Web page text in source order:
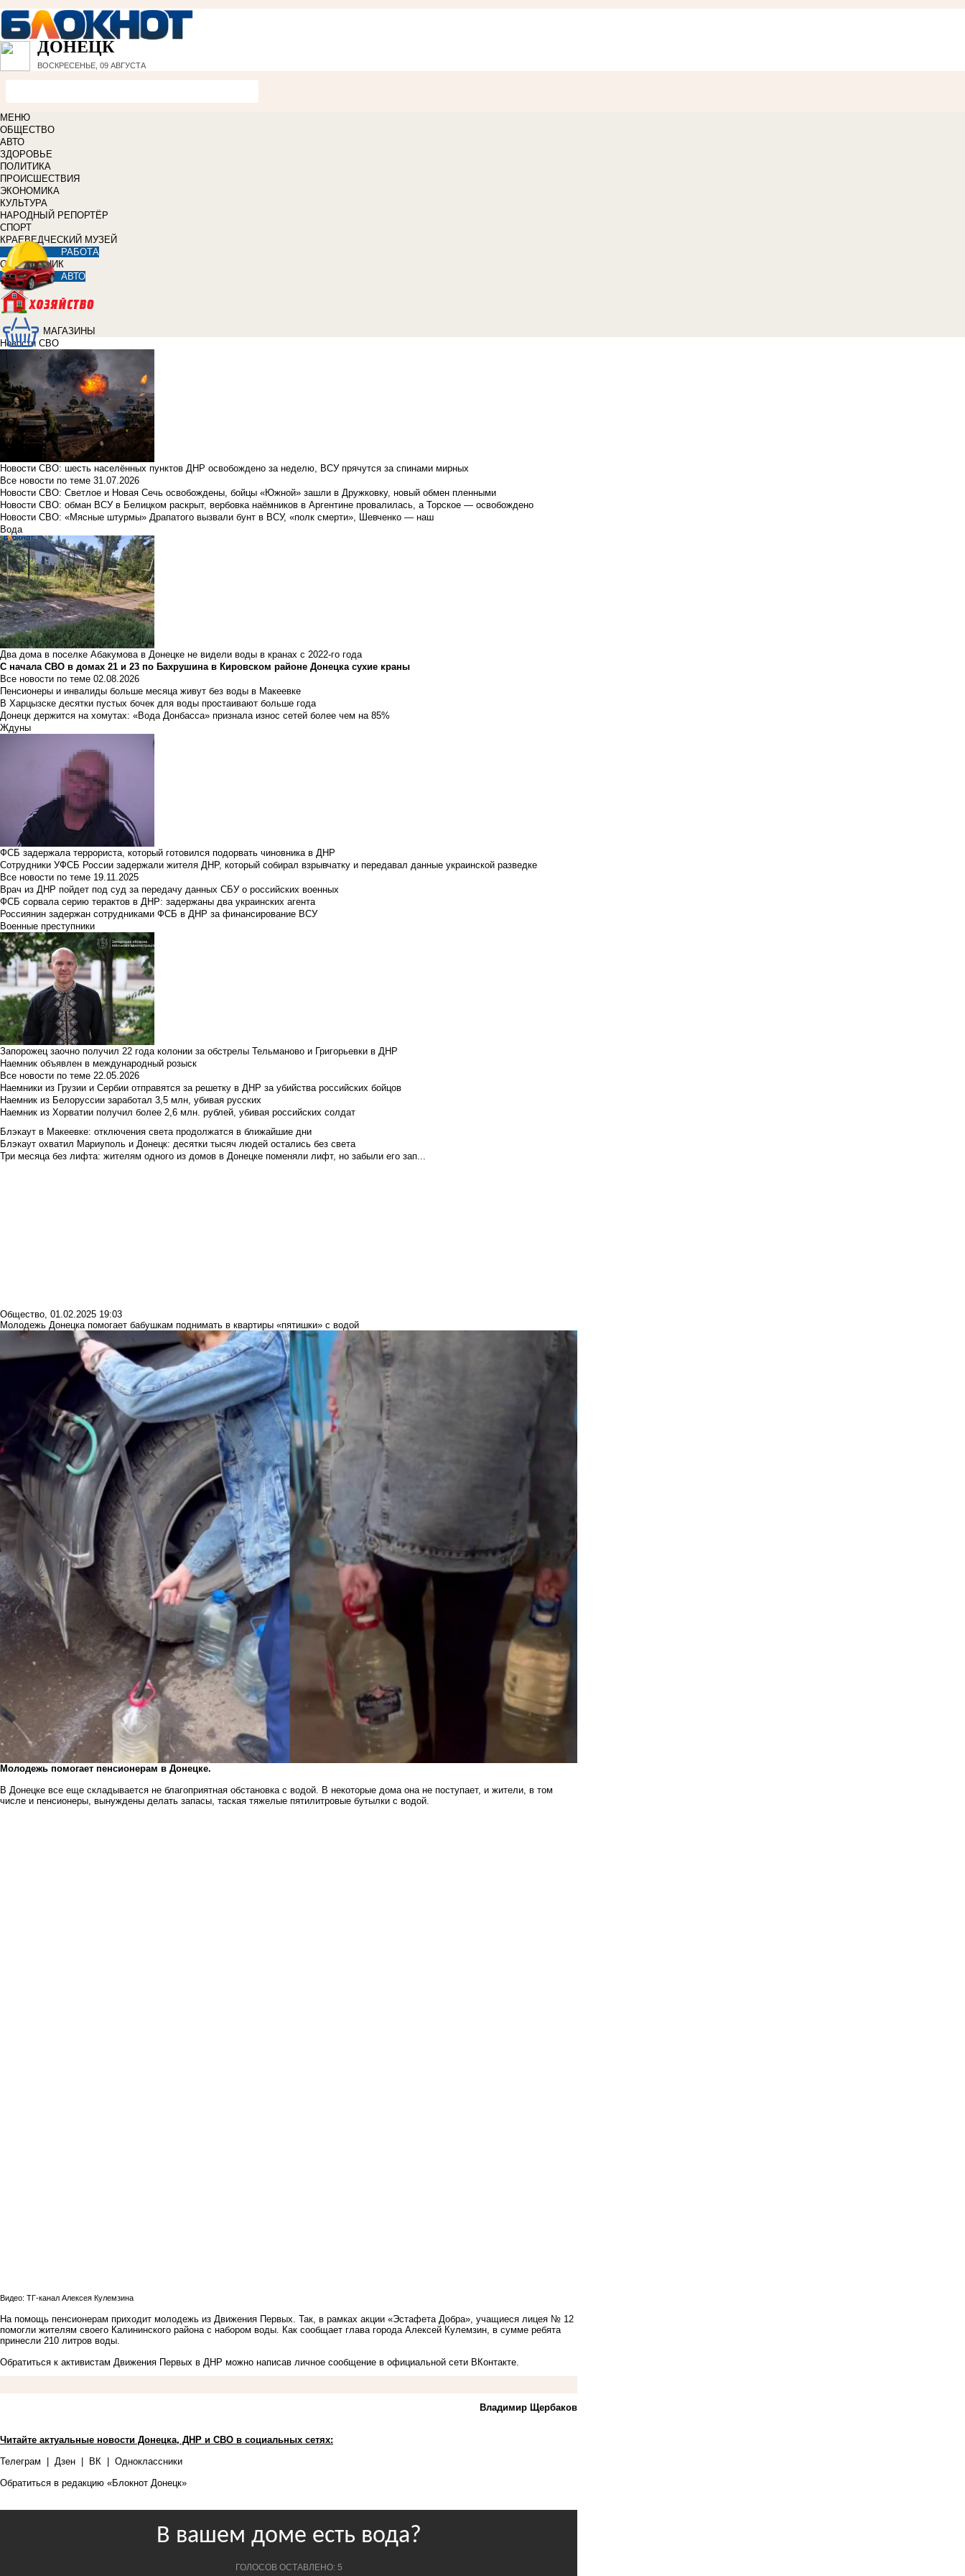
ДОНЕЦК
ВОСКРЕСЕНЬЕ, 09 АВГУСТА
МЕНЮ
ОБЩЕСТВО
АВТО
ЗДОРОВЬЕ
ПОЛИТИКА
ПРОИСШЕСТВИЯ
ЭКОНОМИКА
КУЛЬТУРА
НАРОДНЫЙ РЕПОРТЁР
СПОРТ
КРАЕВЕДЧЕСКИЙ МУЗЕЙ
РАБОТА
СПРАВОЧНИК
АВТО
МАГАЗИНЫ
Новости СВО
Новости СВО: шесть населённых пунктов ДНР освобождено за неделю, ВСУ прячутся за спинами мирных
Все новости по теме 31.07.2026
Новости СВО: Светлое и Новая Сечь освобождены, бойцы «Южной» зашли в Дружковку, новый обмен пленными
Новости СВО: обман ВСУ в Белицком раскрыт, вербовка наёмников в Аргентине провалилась, а Торское — освобождено
Новости СВО: «Мясные штурмы» Драпатого вызвали бунт в ВСУ, «полк смерти», Шевченко — наш
Вода
Два дома в поселке Абакумова в Донецке не видели воды в кранах с 2022-го года
С начала СВО в домах 21 и 23 по Бахрушина в Кировском районе Донецка сухие краны
Все новости по теме 02.08.2026
Пенсионеры и инвалиды больше месяца живут без воды в Макеевке
В Харцызске десятки пустых бочек для воды простаивают больше года
Донецк держится на хомутах: «Вода Донбасса» признала износ сетей более чем на 85%
Ждуны
ФСБ задержала террориста, который готовился подорвать чиновника в ДНР
Сотрудники УФСБ России задержали жителя ДНР, который собирал взрывчатку и передавал данные украинской разведке
Все новости по теме 19.11.2025
Врач из ДНР пойдет под суд за передачу данных СБУ о российских военных
ФСБ сорвала серию терактов в ДНР: задержаны два украинских агента
Россиянин задержан сотрудниками ФСБ в ДНР за финансирование ВСУ
Военные преступники
Запорожец заочно получил 22 года колонии за обстрелы Тельманово и Григорьевки в ДНР
Наемник объявлен в международный розыск
Все новости по теме 22.05.2026
Наемники из Грузии и Сербии отправятся за решетку в ДНР за убийства российских бойцов
Наемник из Белоруссии заработал 3,5 млн, убивая русских
Наемник из Хорватии получил более 2,6 млн. рублей, убивая российских солдат
Блэкаут в Макеевке: отключения света продолжатся в ближайшие дни
Блэкаут охватил Мариуполь и Донецк: десятки тысяч людей остались без света
Три месяца без лифта: жителям одного из домов в Донецке поменяли лифт, но забыли его зап...
Общество 01.02.2025 19:03
Молодежь Донецка помогает бабушкам поднимать в квартиры «пятишки» с водой
Молодежь помогает пенсионерам в Донецке.
В Донецке все еще складывается не благоприятная обстановка с водой. В некоторые дома она не поступает, и жители, в том
числе и пенсионеры, вынуждены делать запасы, таская тяжелые пятилитровые бутылки с водой.
Видео: ТГ-канал Алексея Кулемзина
На помощь пенсионерам приходит молодежь из Движения Первых. Так, в рамках акции «Эстафета Добра», учащиеся лицея № 12
помогли жителям своего Калининского района с набором воды. Как сообщает глава города Алексей Кулемзин, в сумме ребята
принесли 210 литров воды.
Обратиться к активистам Движения Первых в ДНР можно написав личное сообщение в официальной сети ВКонтакте.
Владимир Щербаков
Читайте актуальные новости Донецка, ДНР и СВО в социальных сетях:
Телеграм
Дзен ВК
Одноклассники
Обратиться в редакцию «Блокнот Донецк»